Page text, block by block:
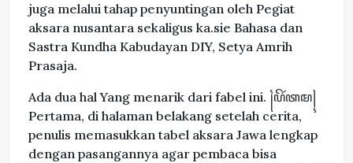
juga melalui tahap penyuntingan oleh Pegiat
aksara nusantara sekaligus ka.sie Bahasa dan
Sastra Kundha Kabudayan DIY, Setya Amrih
Prasaja.
Ada dua hal Yang menarik dari fabel ini. ꧌ꦥꦼꦂꦠꦩ꧍
Pertama, di halaman belakang setelah cerita,
penulis memasukkan tabel aksara Jawa lengkap
dengan pasangannya agar pembaca bisa